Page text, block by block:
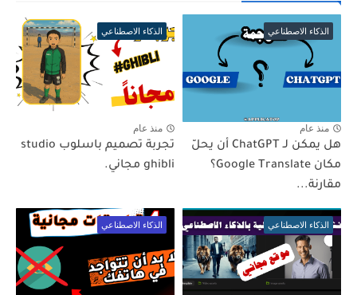
الذكاء الاصطناعي
منذ عام
هل يمكن لـ ChatGPT أن يحلّ
مكان Google Translate؟
مقارنة...
الذكاء الاصطناعي
منذ عام
تجربة تصميم باسلوب studio
ghibli مجاني.
الذكاء الاصطناعي الذكاء الاصطناعي